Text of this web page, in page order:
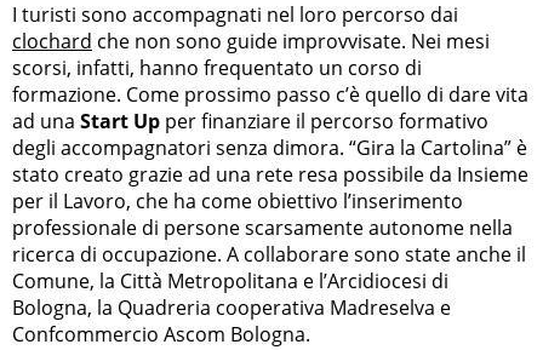
I turisti sono accompagnati nel loro percorso dai
clochard che non sono guide improvvisate. Nei mesi
scorsi, infatti, hanno frequentato un corso di
formazione. Come prossimo passo c’è quello di dare vita
ad una Start Up per finanziare il percorso formativo
degli accompagnatori senza dimora. “Gira la Cartolina” è
stato creato grazie ad una rete resa possibile da Insieme
per il Lavoro, che ha come obiettivo l’inserimento
professionale di persone scarsamente autonome nella
ricerca di occupazione. A collaborare sono state anche il
Comune, la Città Metropolitana e l’Arcidiocesi di
Bologna, la Quadreria cooperativa Madreselva e
Confcommercio Ascom Bologna.